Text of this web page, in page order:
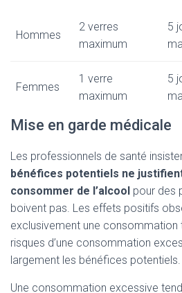
Hommes
2 verres
maximum
5
Femmes
1 verre
maximum
5
Mise en garde médicale
Les professionnels de santé
bénéfices potentiels ne
consommer de l’alcool pour des
boivent pas. Les effets positifs
exclusivement une consommation
risques d’une consommation
largement les bénéfices potentiels.
Une consommation excessive